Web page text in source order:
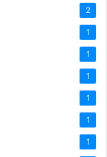
2
1
1
1
1
1
1